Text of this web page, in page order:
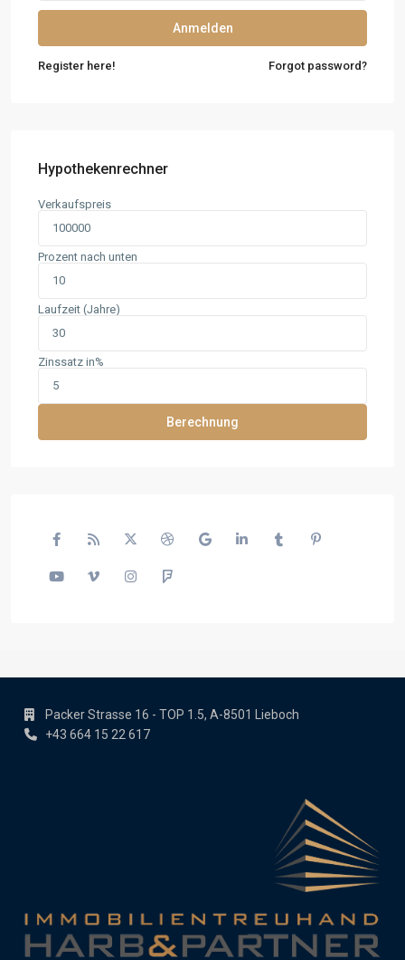
Anmelden
Register here! Forgot password?
Hypothekenrechner
Verkaufspreis
Prozent nach unten
Laufzeit (Jahre)
Zinssatz in%
Berechnung
Packer Strasse 16 - TOP 1.5, A-8501 Lieboch
+43 664 15 22 617